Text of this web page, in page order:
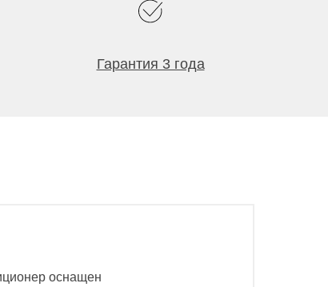
Гарантия 3 года
оснащен